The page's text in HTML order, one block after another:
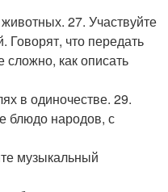
27. Участвуйте
Говорят, что передать
как описать
в одиночестве. 29.
блюдо народов, с
музыкальный